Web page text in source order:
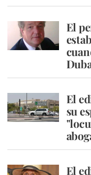
El
El
su
El